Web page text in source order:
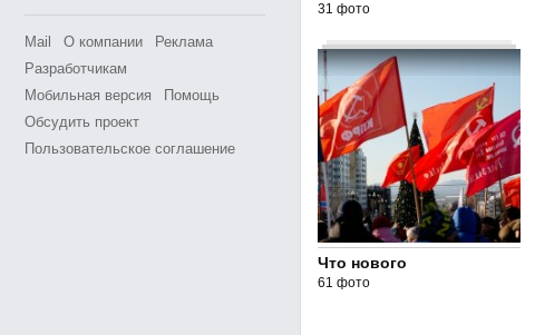
Mail О компании
Реклама
Разработчикам
Мобильная версия
Помощь
Обсудить проект
Пользовательское соглашение
31 фото
Что нового
61 фото